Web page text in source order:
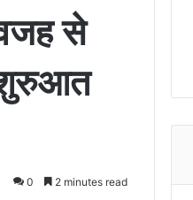
से
शुरुआत
0 2 minutes read